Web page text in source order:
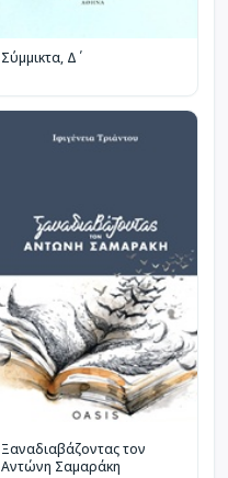
Σύμμικτα, Δ΄
Ξαναδιαβάζοντας τον
Αντώνη Σαμαράκη